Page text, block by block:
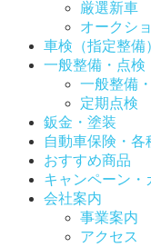
厳選新車
オークシ
車検（指定整備
一般整備・点検
一般整備
定期点検
鈑金・塗装
自動車保険・各
おすすめ商品
キャンペーン・
会社案内
事業案内
アクセス